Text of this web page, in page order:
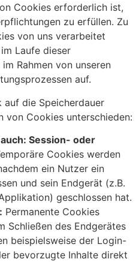
Cookies erforderlich ist,
zu erfüllen. Zu
von uns verarbeitet
Laufe dieser
Rahmen von unseren
auf.
auf die Speicherdauer
von Cookies unterschieden:
Session- oder
Cookies werden
ein Nutzer ein
und sein Endgerät (z.B.
geschlossen hat.
Permanente Cookies
Schließen des Endgerätes
beispielsweise der Login-
bevorzugte Inhalte direkt